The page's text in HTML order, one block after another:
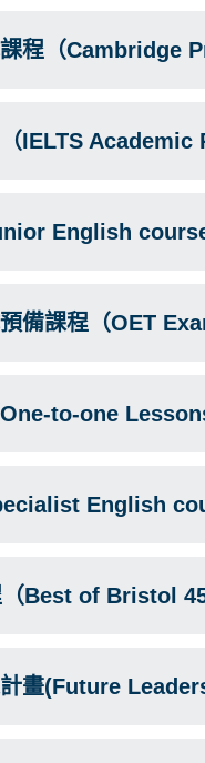
程（Cambridge
IELTS Academic
English
備課程（OET
to-one
English
Best of Bristol
畫(Future